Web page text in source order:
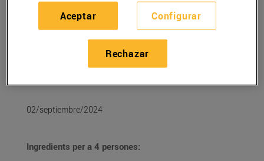
RECETAS
Fajitas de vedella amb
02/septiembre/2024
Ingredients per a 4 persones:
Configurar
Rechazar
Aceptar